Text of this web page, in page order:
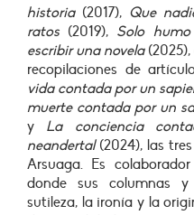
historia (2017), Que
ratos (2019), Solo humo
escribir una novela(2025),
recopilaciones de
vida contada por un
muerte contada por un
y La conciencia
neandertal (2024), las
Arsuaga. Es
donde sus columnas
sutileza, la ironía y la